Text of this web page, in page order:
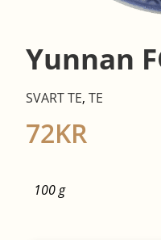
Yunnan
SVART TE, TE
72KR
100 g